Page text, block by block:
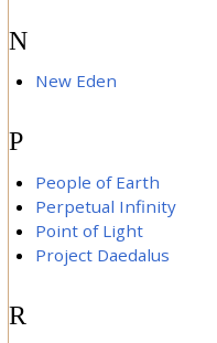
N
New Eden
P
People of Earth
Perpetual Infinity
Point of Light
Project Daedalus
R